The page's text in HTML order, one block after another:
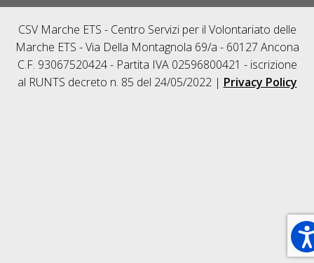
CSV Marche ETS - Centro Servizi per il Volontariato delle
Marche ETS - Via Della Montagnola 69/a - 60127 Ancona
C.F. 93067520424 - Partita IVA 02596800421 - iscrizione
al RUNTS decreto n. 85 del 24/05/2022 | Privacy Policy